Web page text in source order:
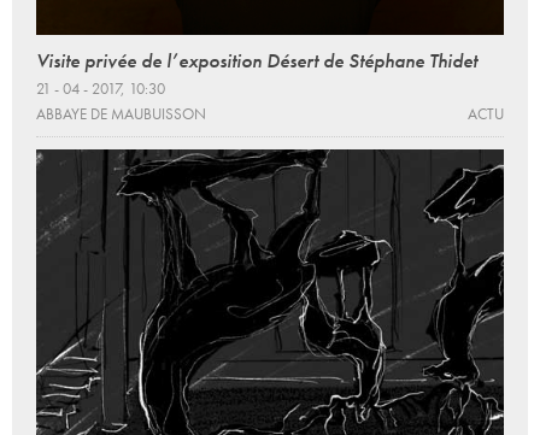
Visite privée de l’exposition Désert de Stéphane Thidet
21 - 04 - 2017, 10:30
ABBAYE DE MAUBUISSON
ACTU